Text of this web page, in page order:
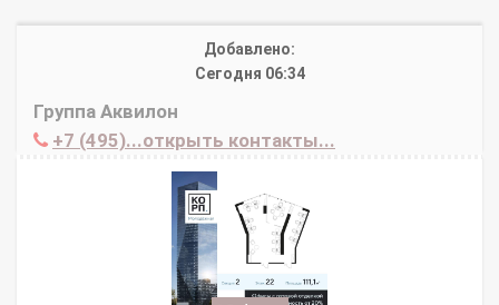
Добавлено:
Сегодня 06:34
Группа Аквилон
+7 (495)...открыть контакты...